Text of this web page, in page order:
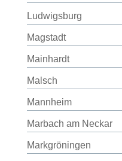
Ludwigsburg
Magstadt
Mainhardt
Malsch
Mannheim
Marbach am Neckar
Markgröningen